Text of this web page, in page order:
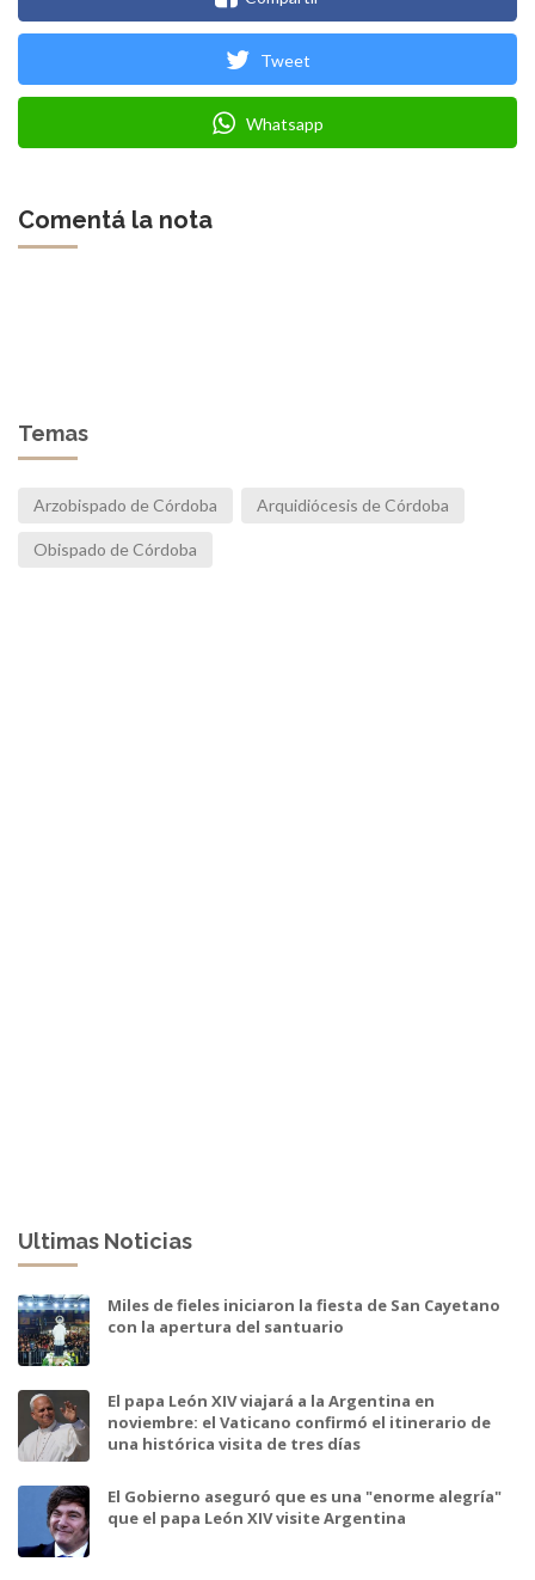
Tweet
Whatsapp
Comentá la nota
Temas
Arzobispado de Córdoba Arquidiócesis de Córdoba
Obispado de Córdoba
Ultimas Noticias
Miles de fieles iniciaron la fiesta de San Cayetano
con la apertura del santuario
El papa León XIV viajará a la Argentina en
noviembre: el Vaticano confirmó el itinerario de
una histórica visita de tres días
El Gobierno aseguró que es una "enorme alegría"
que el papa León XIV visite Argentina